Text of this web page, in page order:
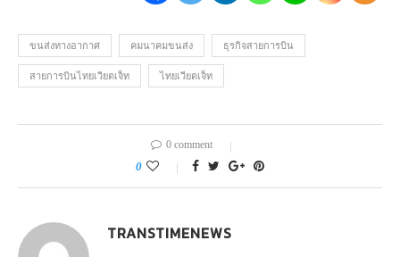
ขนส่งทางอากาศ คมนาคมขนส่ง ธุรกิจสายการบิน
สายการบินไทยเวียตเจ็ท ไทยเวียตเจ็ท
0 comment
0
TRANSTIMENEWS